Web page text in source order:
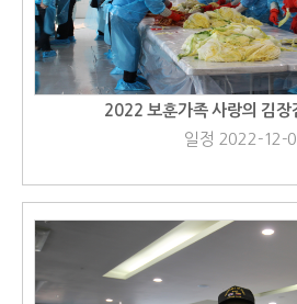
2022 보훈가족 사랑의 김장
일정 2022-12-